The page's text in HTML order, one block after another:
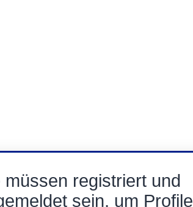
müssen registriert und
sein, um Profile